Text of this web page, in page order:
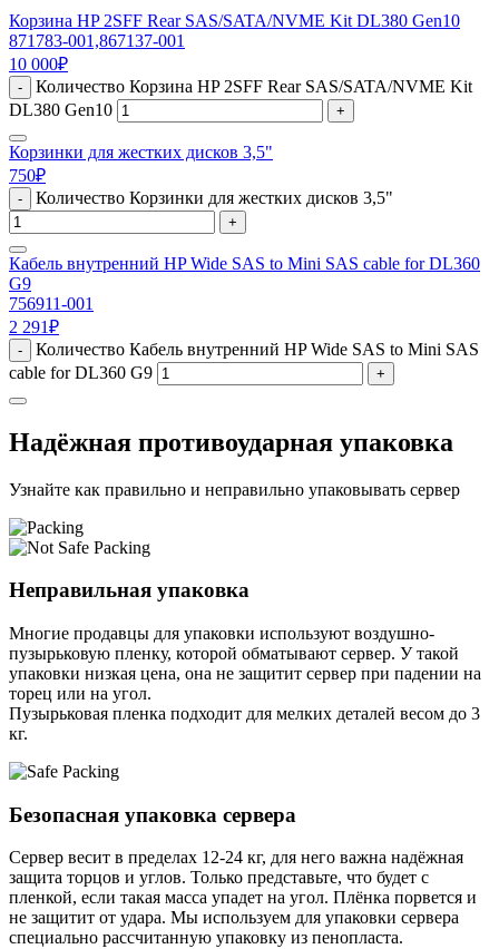
Корзина HP 2SFF Rear SAS/SATA/NVME Kit DL380 Gen10
871783-001,867137-001
10 000₽
-
Количество Корзина HP 2SFF Rear SAS/SATA/NVME Kit
DL380 Gen10
+
Корзинки для жестких дисков 3,5"
750₽
- Количество Корзинки для жестких дисков 3,5"
+
Кабель внутренний HP Wide SAS to Mini SAS cable for DL360
G9
756911-001
2 291₽
-
Количество Кабель внутренний HP Wide SAS to Mini SAS
cable for DL360 G9
+
Надёжная противоударная упаковка
Узнайте как правильно и неправильно упаковывать сервер
Неправильная упаковка
Многие продавцы для упаковки используют воздушно-
пузырьковую пленку, которой обматывают сервер. У такой
упаковки низкая цена, она не защитит сервер при падении на
торец или на угол.
Пузырьковая пленка подходит для мелких деталей весом до 3
кг.
Безопасная упаковка сервера
Сервер весит в пределах 12-24 кг, для него важна надёжная
защита торцов и углов. Только представьте, что будет с
пленкой, если такая масса упадет на угол. Плёнка порвется и
не защитит от удара. Мы используем для упаковки сервера
специально расcчитанную упаковку из пенопласта.